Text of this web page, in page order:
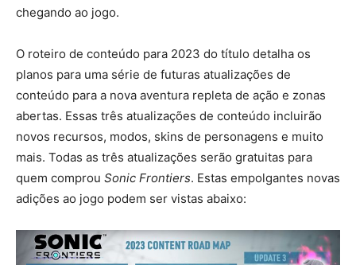
chegando ao jogo.
O roteiro de conteúdo para 2023 do título detalha os
planos para uma série de futuras atualizações de
conteúdo para a nova aventura repleta de ação e zonas
abertas. Essas três atualizações de conteúdo incluirão
novos recursos, modos, skins de personagens e muito
mais. Todas as três atualizações serão gratuitas para
quem comprou Sonic Frontiers. Estas empolgantes novas
adições ao jogo podem ser vistas abaixo: